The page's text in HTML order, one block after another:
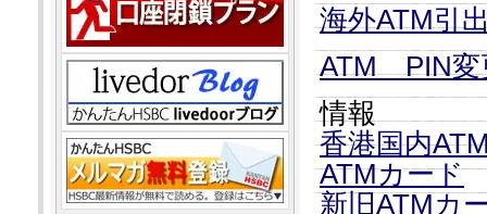
海外ATM引
ATM PIN変
情報
香港国内
ATMカード
新旧ATMカ